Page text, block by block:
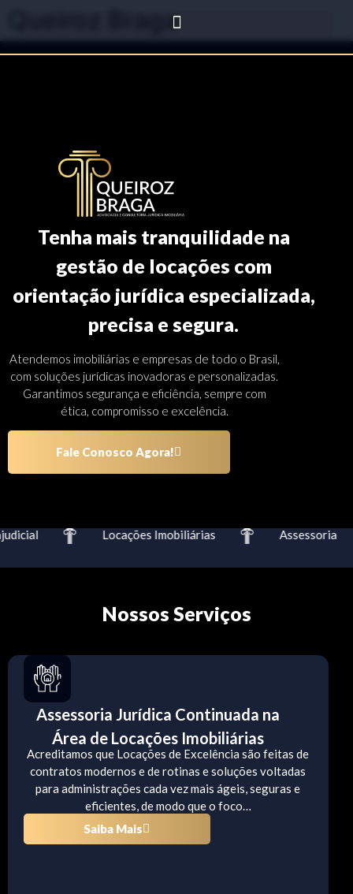
Queiroz Braga
Tenha mais tranquilidade na
gestão de locações com
orientação jurídica especializada,
precisa e segura.
Atendemos imobiliárias e empresas de todo o Brasil,
com soluções jurídicas inovadoras e personalizadas.
Garantimos segurança e eficiência, sempre com
ética, compromisso e excelência.
Fale Conosco Agora!
Locações Imobiliárias Assessoria
Nossos Serviços
Assessoria Jurídica Continuada na
Área de Locações Imobiliárias
Acreditamos que Locações de Excelência são feitas de
contratos modernos e de rotinas e soluções voltadas
para administrações cada vez mais ágeis, seguras e
eficientes, de modo que o foco…
Saiba Mais